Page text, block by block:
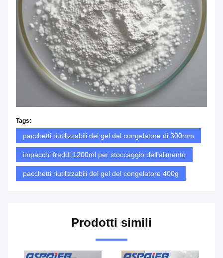
Tags:
pacchetti riutilizzabili del gel del congelatore di 300mm
impacchi freddi 1200ml per stoccaggio dell'alimento
pacchetti riutilizzabili del gel del congelatore 400g
Prodotti simili